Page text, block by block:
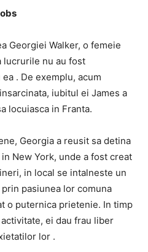
Georgiei Walker, o femeie
lucrurile nu au fost
. De exemplu, acum
iubitul ei James a
locuiasca in Franta.
Georgia a reusit sa detina
New York, unde a fost creat
in local se intalneste un
pasiunea lor comuna
o puternica prietenie. In timp
ei dau frau liber
lor .